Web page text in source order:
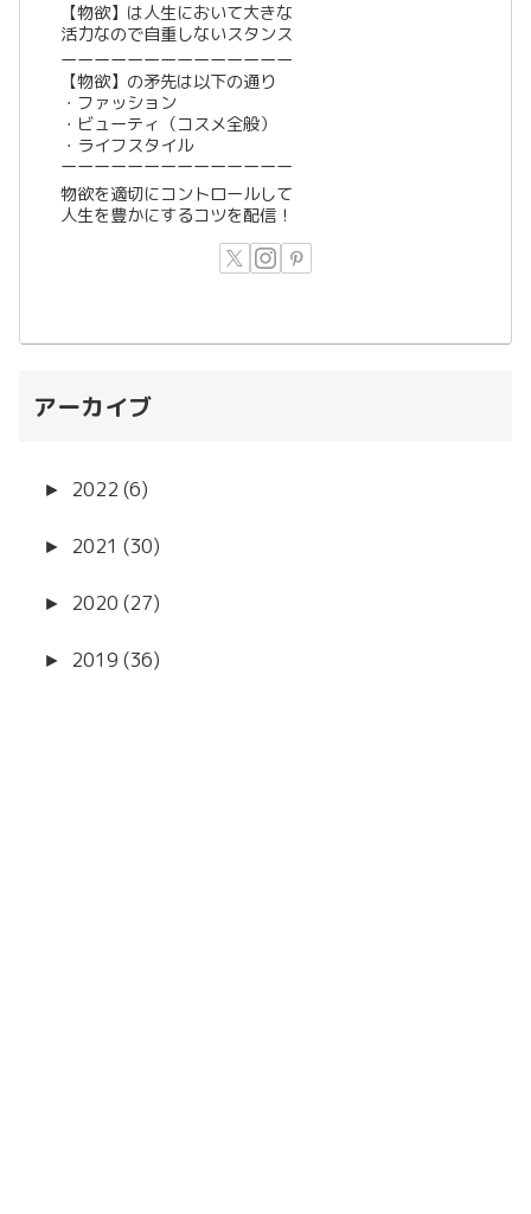
【物欲】は人生において大きな
活力なので自重しないスタンス
ーーーーーーーーーーーーーー
【物欲】の矛先は以下の通り
・ファッション
・ビューティ（コスメ全般）
・ライフスタイル
ーーーーーーーーーーーーーー
物欲を適切にコントロールして
人生を豊かにするコツを配信！
アーカイブ
► 2022 (6)
► 2021 (30)
► 2020 (27)
► 2019 (36)